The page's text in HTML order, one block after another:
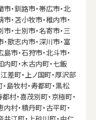
・釧路市・帯広市・北
・苫小牧市・稚内市・
・士別市・名寄市・三
歌志内市・深川市・富
市・石狩市・北斗市・
内町・木古内町・七飯
差町・上ノ国町・厚沢部
島牧村・寿都町・黒松
村・喜茂別町・京極町・
村・積丹町・古平町・